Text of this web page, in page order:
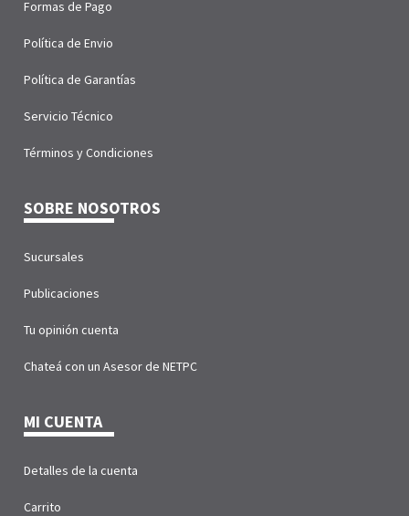
Formas de Pago
Política de Envio
Política de Garantías
Servicio Técnico
Términos y Condiciones
SOBRE NOSOTROS
Sucursales
Publicaciones
Tu opinión cuenta
Chateá con un Asesor de NETPC
MI CUENTA
Detalles de la cuenta
Carrito